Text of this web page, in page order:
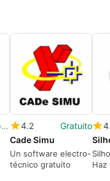
Versión de prueba
4.2
Gratuito
Cade Simu
Un software electro-
técnico gratuito
Haz